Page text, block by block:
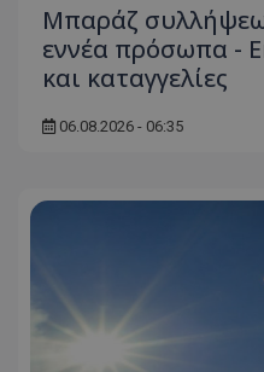
Μπαράζ
εννέα πρόσωπα -
και καταγγελίες
06.08.2026 - 06:35